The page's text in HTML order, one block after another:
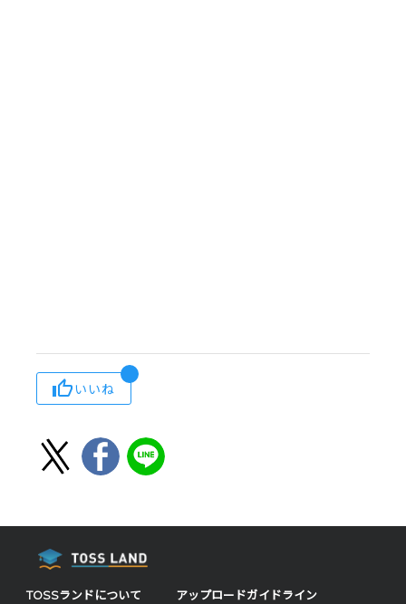
いいね
TOSSランドについて アップロードガイドライン